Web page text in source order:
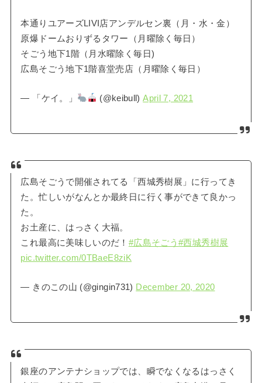
本通りユアーズLIVI店アンデルセン裏（月・水・金）
原爆ドームおりずるタワー（月曜除く毎日）
そごう地下1階（月水曜除く毎日)
広島そごう地下1階喜堂売店（月曜除く毎日）
— 「ケイ。」 (@keibull)April 7, 2021
広島そごうで開催されてる「西城秀樹展」に行ってき
た。忙しいがなんとか最終日に行く事ができて良かっ
た。
お土産に、はっさく大福。
これ最高に美味しいのだ！ #広島そごう#西城秀樹展
pic.twitter.com/0TBaeE8ziK
— きのこの山 (@gingin731) December 20, 2020
銀座のアンテナショップでは、瞬でなくなるはっさく